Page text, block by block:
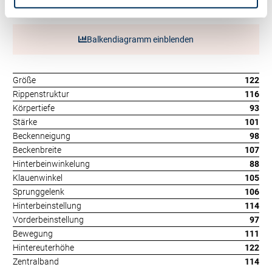
Euter
130
Balkendiagramm einblenden
Größe
122
Rippenstruktur
116
Körpertiefe
93
Stärke
101
Beckenneigung
98
Beckenbreite
107
Hinterbeinwinkelung
88
Klauenwinkel
105
Sprunggelenk
106
Hinterbeinstellung
114
Vorderbeinstellung
97
Bewegung
111
Hintereuterhöhe
122
Zentralband
114